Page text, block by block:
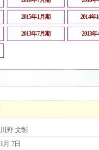
2015年1月期 2014年
2013年7月期 2013
川野 文彰
1月 7日